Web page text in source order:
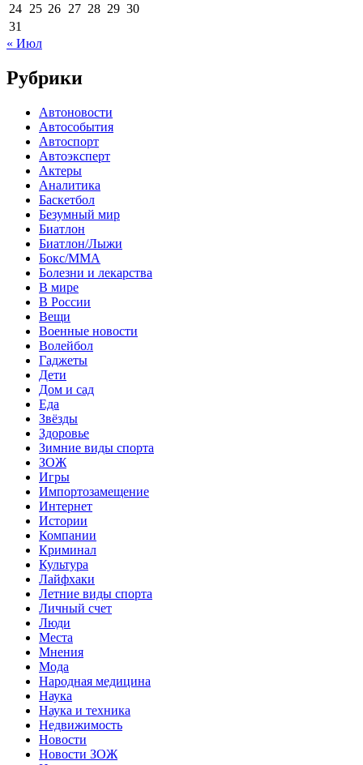
24 25 26 27 28 29 30
31
« Июл
Рубрики
Автоновости
Автособытия
Автоспорт
Автоэксперт
Актеры
Аналитика
Баскетбол
Безумный мир
Биатлон
Биатлон/Лыжи
Бокс/MMA
Болезни и лекарства
В мире
В России
Вещи
Военные новости
Волейбол
Гаджеты
Дети
Дом и сад
Еда
Звёзды
Здоровье
Зимние виды спорта
ЗОЖ
Игры
Импортозамещение
Интернет
Истории
Компании
Криминал
Культура
Лайфхаки
Летние виды спорта
Личный счет
Люди
Места
Мнения
Мода
Народная медицина
Наука
Наука и техника
Недвижимость
Новости
Новости ЗОЖ